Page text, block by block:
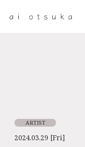
2024.03.29 [Fri]
ARTIST